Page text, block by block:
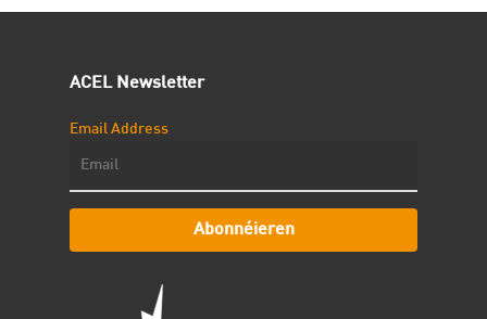
ACEL Newsletter
Email Address
Abonnéieren